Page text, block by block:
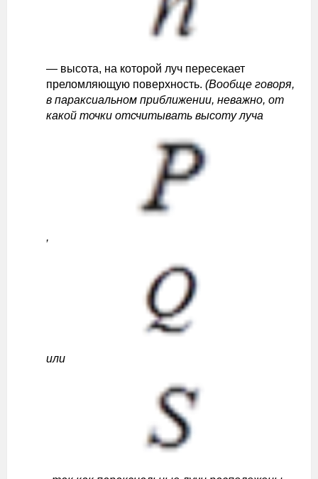
— высота, на которой луч пересекает
преломляющую поверхность. (Вообще говоря,
в параксиальном приближении, неважно, от
какой точки отсчитывать высоту луча
,
или